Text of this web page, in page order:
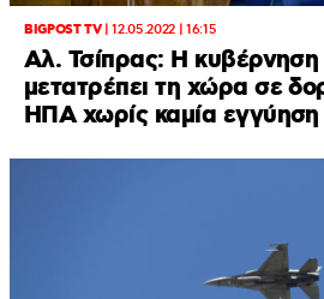
BIGPOST TV|12.05.2022 | 16:15
Αλ. Τσίπρας: Η
μετατρέπει τη χώρα σε
ΗΠΑ χωρίς καμία εγγύηση